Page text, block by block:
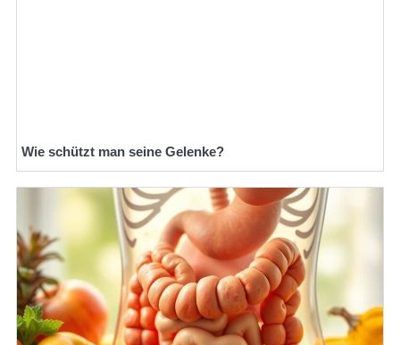
Wie schützt man seine Gelenke?